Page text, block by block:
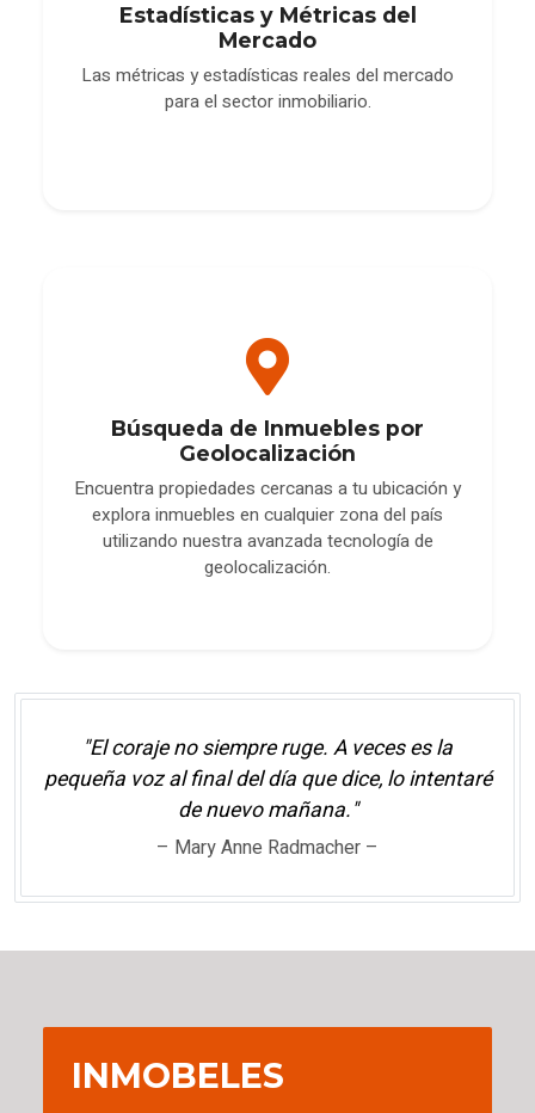
Estadísticas y Métricas del
Mercado
Las métricas y estadísticas reales del mercado
para el sector inmobiliario.
Búsqueda de Inmuebles por
Geolocalización
Encuentra propiedades cercanas a tu ubicación y
explora inmuebles en cualquier zona del país
utilizando nuestra avanzada tecnología de
geolocalización.
"El coraje no siempre ruge. A veces es la
pequeña voz al final del día que dice, lo intentaré
de nuevo mañana."
– Mary Anne Radmacher –
INMOBELES